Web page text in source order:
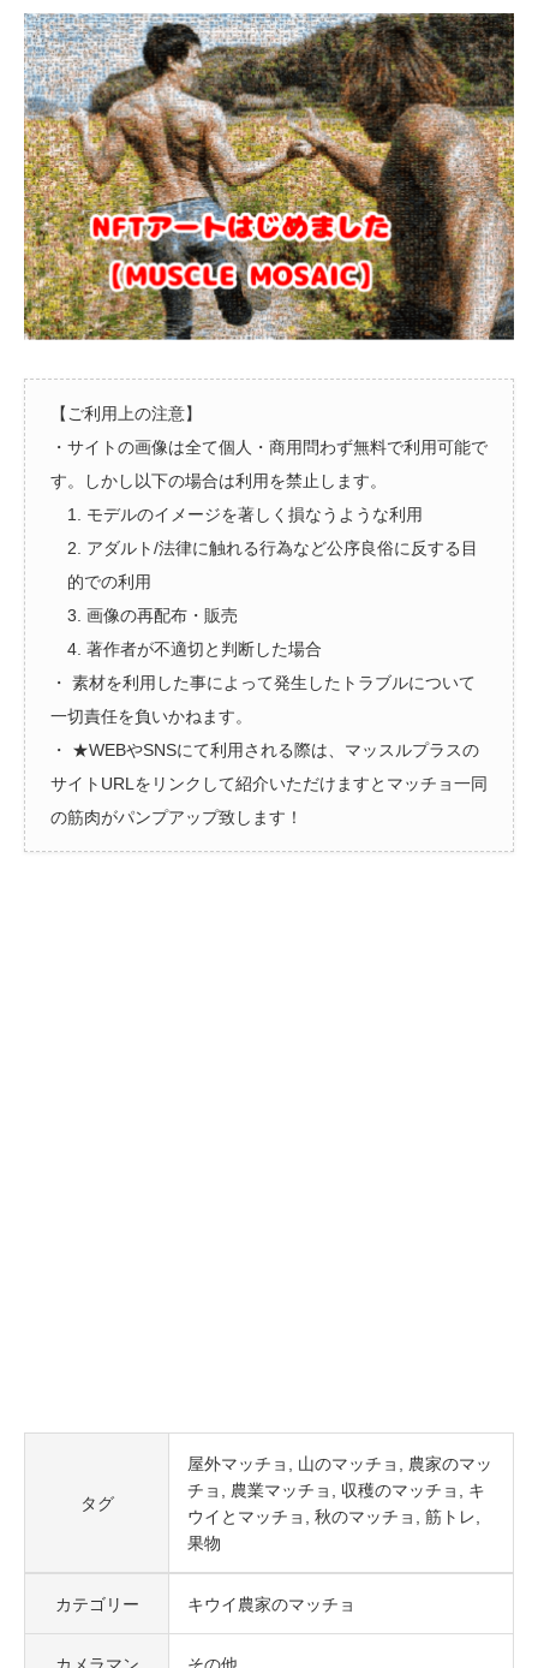
【ご利用上の注意】
・サイトの画像は全て個人・商用問わず無料で利用可能で
す。しかし以下の場合は利用を禁止します。
1. モデルのイメージを著しく損なうような利用
2. アダルト/法律に触れる行為など公序良俗に反する目
的での利用
3. 画像の再配布・販売
4. 著作者が不適切と判断した場合
・ 素材を利用した事によって発生したトラブルについて
一切責任を負いかねます。
・ ★WEBやSNSにて利用される際は、マッスルプラスの
サイトURLをリンクして紹介いただけますとマッチョ一同
の筋肉がパンプアップ致します！
タグ
屋外マッチョ 山のマッチョ
農家のマッ
チョ
農業マッチョ 収穫のマッチョ
キ
ウイとマッチョ
秋のマッチョ
筋トレ
果物
カテゴリー キウイ農家のマッチョ
カメラマン その他